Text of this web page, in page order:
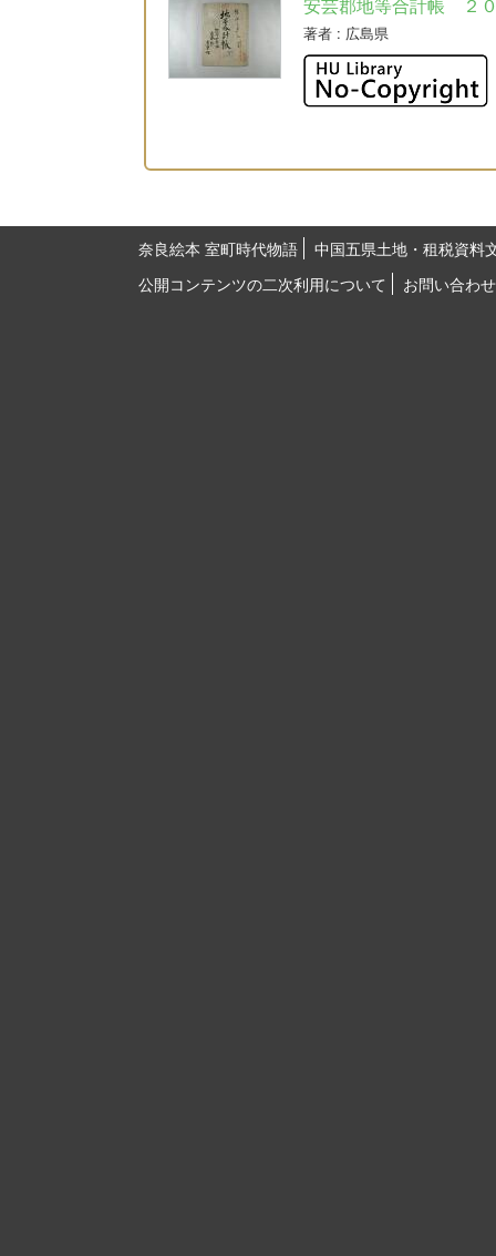
安芸郡地等合計帳 ２
著者 : 広島県
奈良絵本 室町時代物語
中国五県土地・租税資料
公開コンテンツの二次利用について
お問い合わせ